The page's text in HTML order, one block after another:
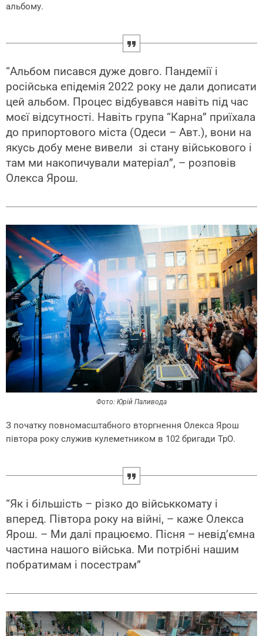
альбому.
“Альбом писався дуже довго. Пандемії і
російська епідемія 2022 року не дали дописати
цей альбом. Процес відбувався навіть під час
моєї відсутності. Навіть група “Карна” приїхала
до припортового міста (Одеси – Авт.), вони на
якусь добу мене вивели зі стану військового і
там ми накопичували матеріал”, – розповів
Олекса Ярош.
Фото: Юрій Паливода
З початку повномасштабного вторгнення Олекса Ярош
півтора року служив кулеметником в 102 бригади ТрО.
“Як і більшість – різко до військкомату і
вперед. Півтора року на війні, – каже Олекса
Ярош. – Ми далі працюємо. Пісня – невід’ємна
частина нашого війська. Ми потрібні нашим
побратимам і посестрам”